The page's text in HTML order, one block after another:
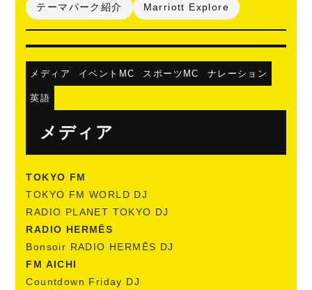
テーマパーク紹介 Marriott Explore
メディア イベントMC スポーツMC ナレーション
英語
メディア
TOKYO FM
TOKYO FM WORLD DJ
RADIO PLANET TOKYO DJ
RADIO HERMĒS
Bonsoir RADIO HERMĒS DJ
FM AICHI
Countdown Friday DJ